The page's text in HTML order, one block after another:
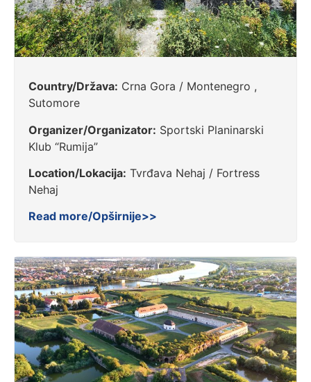
Country/Država: Crna Gora / Montenegro ,
Sutomore
Organizer/Organizator: Sportski Planinarski
Klub “Rumija”
Location/Lokacija: Tvrđava Nehaj / Fortress
Nehaj
Read more/Opširnije>>